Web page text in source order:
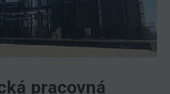
pracovná